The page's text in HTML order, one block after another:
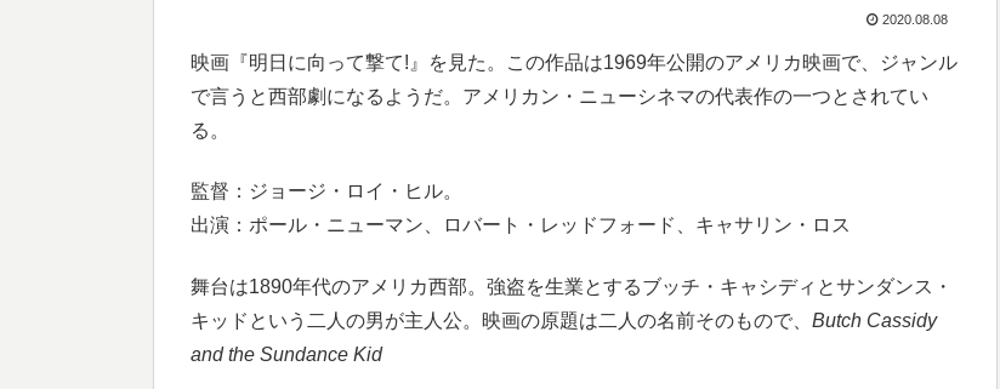
2020.08.08
映画『明日に向って撃て!』を見た。この作品は1969年公開のアメリカ映画で、ジャンル
で言うと西部劇になるようだ。アメリカン・ニューシネマの代表作の一つとされてい
る。
監督：ジョージ・ロイ・ヒル。
出演：ポール・ニューマン、ロバート・レッドフォード、キャサリン・ロス
舞台は1890年代のアメリカ西部。強盗を生業とするブッチ・キャシディとサンダンス・
キッドという二人の男が主人公。映画の原題は二人の名前そのもので、 Butch Cassidy
and the Sundance Kid